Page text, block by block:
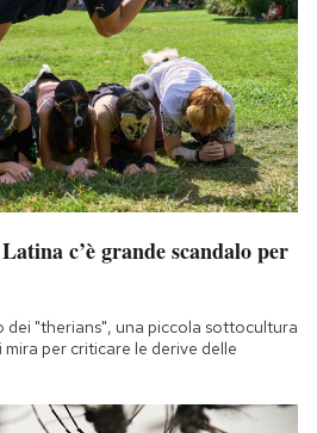
c’è grande scandalo per
dei "therians", una piccola sottocultura
per criticare le derive delle